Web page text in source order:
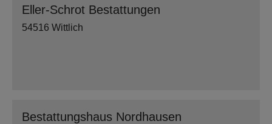
Eller-Schrot Bestattungen
54516 Wittlich
Bestattungshaus Nordhausen